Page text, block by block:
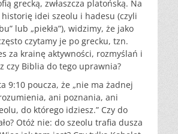
grecką, zwłaszcza platońską. Na
idei szeolu i hadesu (czyli
lub „piekła”), widzimy, że jako
czytamy je po grecku, tzn.
za krainę aktywności, rozmyślań i
czy Biblia do tego uprawnia?
9:10 poucza, że „nie ma żadnej
ani poznania, ani
do którego idziesz.” Czy do
Otóż nie: do szeolu trafia dusza